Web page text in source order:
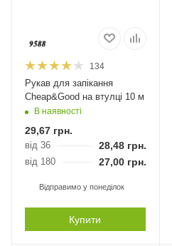
134
Рукав для запікання
Cheap&Good на втулці 10 м
В наявності
29,67 грн.
від 36 28,48 грн.
від 180 27,00 грн.
Відправимо у понеділок
Купити